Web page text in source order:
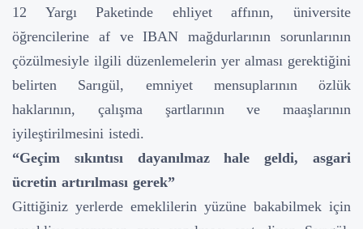
12 Yargı Paketinde ehliyet affının, üniversite
öğrencilerine af ve IBAN mağdurlarının sorunlarının
çözülmesiyle ilgili düzenlemelerin yer alması gerektiğini
belirten Sarıgül, emniyet mensuplarının özlük
haklarının, çalışma şartlarının ve maaşlarının
iyileştirilmesini istedi.
“Geçim sıkıntısı dayanılmaz hale geldi, asgari
ücretin artırılması gerek”
Gittiğiniz yerlerde emeklilerin yüzüne bakabilmek için